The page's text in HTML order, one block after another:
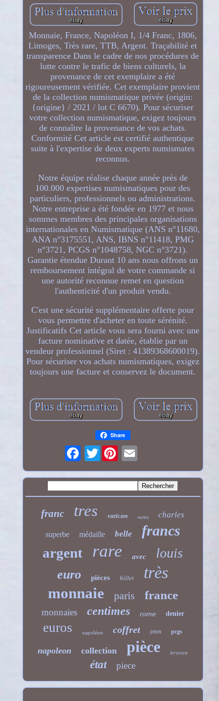
Monnaie, France, Napoléon I, 1/4 Franc, 1806,
Limoges, Très rare, TTB, Argent. Traçabilité et
transparence Dans le cadre de nos procédures de
lutte contre le trafic de biens culturels, la
provenance de cet exemplaire a été
rigoureusement vérifiée. Cet exemplaire provient
de la collection numismatique privée (origin:
{origine} / 2021 / lot C 6670). Pour sécuriser
votre collection numismatique, exigez toujours
de connaître la provenance de vos achats.
Conformité Cet article est certifié authentique
suite à l'expertise de deux experts numismates
reconnus.
Notre équipe réalise chaque année près de
100.000 expertises numismatiques pour des
particuliers, professionnels ou administrations.
Notre entreprise a été fondée en 1977 et nous
sommes membres des principales organisations
internationales en Numismatique (ANS n°11680,
ANA n°3175551, ANS, IBNS n°11418, PMG
n°3721, PCGS n°1048758, NGC n°3721).
Garantie étendue Durant 10 ans nous offrons un
remboursement intégral de votre commande si
une autorité reconnue remet en question
l'authenticité d'un produit vendu.
C'est une sécurité supplémentaire offerte pour
vous permettre d'acheter en toute sérénité.
Justificatifs Cet article vous sera fourni avec une
facture nominative et datée, établie par un
vendeur professionnel (Siret : 41389368600019).
Pour sécuriser vos achats numismatiques, exigez
toujours une facture et conservez le document.
Share
Twitter
franc tres vatican rares charles
superbe médaille belle francs
argent rare avec louis
euro pièces billet très
monnaie paris france
monnaies centimes rome denier
euros napoléon coffret jeton pcgs
napoleon collection pièce bronze
état piece